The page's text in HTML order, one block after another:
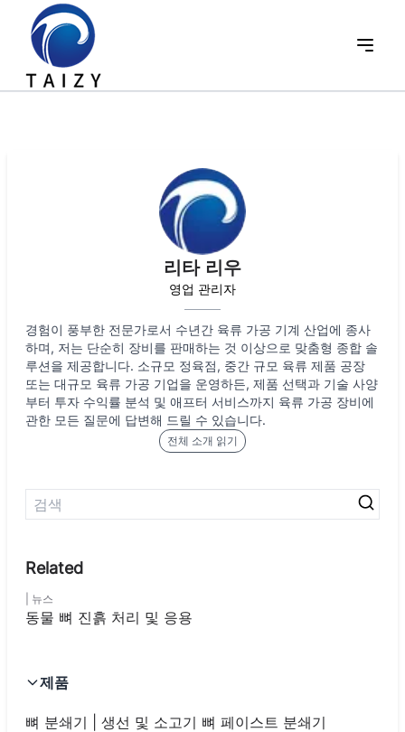
리타 리우
영업 관리자
경험이 풍부한 전문가로서 수년간 육류 가공 기계 산업에 종사
하며, 저는 단순히 장비를 판매하는 것 이상으로 맞춤형 종합 솔
루션을 제공합니다. 소규모 정육점, 중간 규모 육류 제품 공장
또는 대규모 육류 가공 기업을 운영하든, 제품 선택과 기술 사양
부터 투자 수익률 분석 및 애프터 서비스까지 육류 가공 장비에
관한 모든 질문에 답변해 드릴 수 있습니다.
전체 소개 읽기
뉴스
동물 뼈 진흙 처리 및 응용
제품
뼈 분쇄기 | 생선 및 소고기 뼈 페이스트 분쇄기